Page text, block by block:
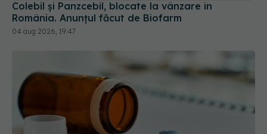
Colebil și Panzcebil, blocate la vânzare în
România. Anunțul făcut de Biofarm
04 aug 2026, 19:47